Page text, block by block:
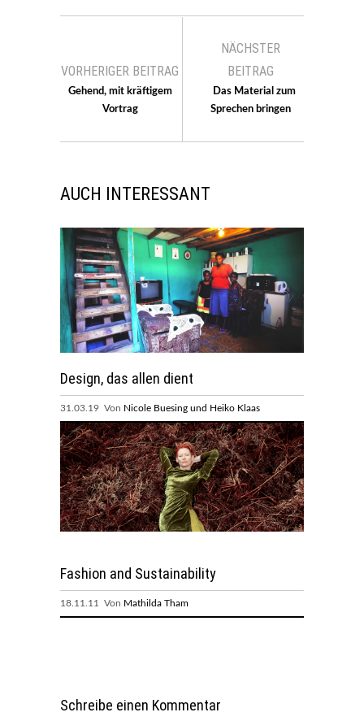
VORHERIGER BEITRAG
Gehend, mit kräftigem
Vortrag
NÄCHSTER
BEITRAG
Das Material zum
Sprechen bringen
AUCH INTERESSANT
Design, das allen dient
31.03.19 Von Nicole Buesing und Heiko Klaas
Fashion and Sustainability
18.11.11 Von Mathilda Tham
Schreibe einen Kommentar